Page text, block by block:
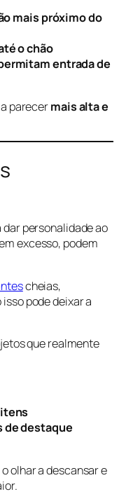
mais próximo do
o chão
entrada de
parecermais alta e
personalidade ao
excesso, podem
cheias,
pode deixar a
que realmente
de destaque
olhar a descansar e